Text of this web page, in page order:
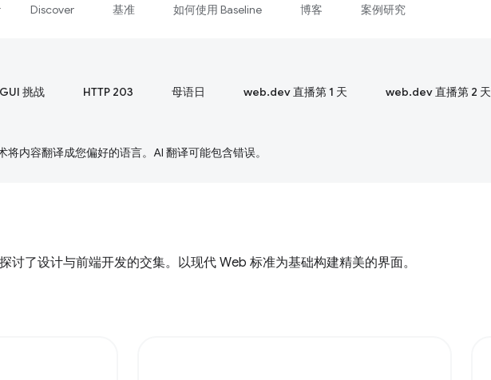
Discover 基准 如何使用 Baseline 博客 案例研究
GUI 挑战 HTTP 203 母语日 web.dev 直播第 1 天 web.dev 直播第 2 天
将内容翻译成您偏好的语言。AI 翻译可能包含错误。
讨了设计与前端开发的交集。以现代 Web 标准为基础构建精美的界面。